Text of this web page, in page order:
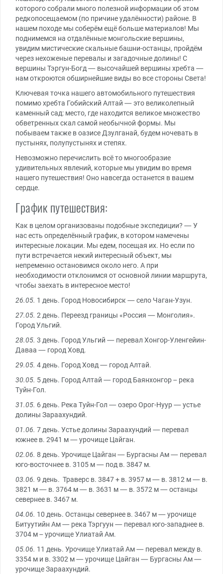
которого собрали много полезной информации об этом
редкопосещаемом (по причине удалённости) районе. В
нашем походе мы соберём ещё больше материалов! Мы
поднимемся на отдалённые монгольские вершины,
увидим мистические скальные башни-останцы, пройдём
через нехоженые перевалы и загадочные долины! С
вершины Тэргун-Богд — высочайшей вершины хребта —
нам откроются обширнейшие виды во все стороны Света!
Ключевая точка нашего автомобильного путешествия
помимо хребта Гобийский Алтай — это великолепный
каменный сад: место, где находится великое множество
обветренных скал самой необычной формы. Мы
побываем также в оазисе Дзулганай, будем ночевать в
пустынях, полупустынях и степях.
Невозможно перечислить всё то многообразие
удивительных явлений, которые мы увидим во время
нашего путешествия! Оно навсегда останется в вашем
сердце.
График путешествия:
Как в целом организованы подобные экспедиции? — У
нас есть определённый график, в котором намечены
интересные локации. Мы едем, посещая их. Но если по
пути встречается некий интересный объект, мы
непременно остановимся около него. А при
необходимости отклонимся от основной линии маршрута,
чтобы заехать в интересное место!
26.05. 1 день. Город Новосибирск — село Чаган-Узун.
27.05. 2 день. Переезд границы «Россия — Монголия».
Город Ульгий.
28.05. 3 день. Город Ульгий — перевал Хонгор-Уленгейин-
Даваа — город Ховд.
29.05. 4 день. Город Ховд — город Алтай.
30.05. 5 день. Город Алтай — город Баянхонгор – река
Туйн-Гол.
31.05. 6 день. Река Туйн-Гол — озеро Орог-Нуур — устье
долины Зараахундий.
01.06. 7 день. Устье долины Зараахундий — перевал
южнее в. 2941 м — урочище Цайган.
02.06. 8 день. Урочище Цайган — Бургасны Ам — перевал
юго-восточнее в. 3105 м — под в. 3847 м.
03.06. 9 день. Траверс в. 3847 + в. 3957 м — в. 3812 м — в.
3821 м — в. 3764 м — в. 3631 м — в. 3572 м — останцы
севернее в. 3467 м.
04.06. 10 день. Останцы севернее в. 3467 м — урочище
Битуутийн Ам — река Тэргуун — перевал юго-западнее в.
3704 м – урочище Улиатай Ам.
05.06. 11 день. Урочище Улиатай Ам — перевал между в.
3354 м и в. 3302 м — урочище Цайган — Бургасны Ам —
урочище Зараахундий.